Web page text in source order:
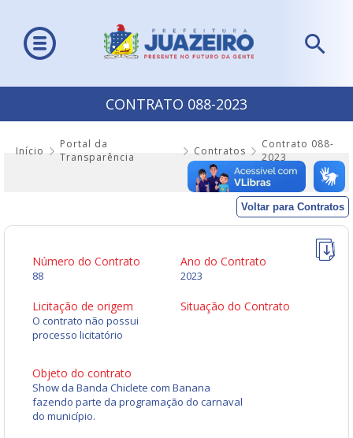
CONTRATO 088-2023
Início
Portal da
Transparência
Contratos
Contrato 088-
2023
Voltar para Contratos
Número do Contrato
88
Ano do Contrato
2023
Licitação de origem
O contrato não possui
processo licitatório
Situação do Contrato
Objeto do contrato
Show da Banda Chiclete com Banana
fazendo parte da programação do carnaval
do município.